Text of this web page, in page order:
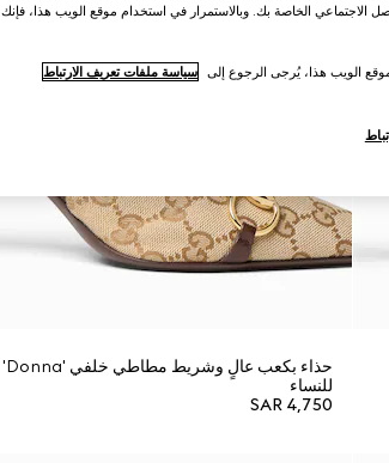
حذاء بكعب عالٍ وشريط مطاطي خلفي 'Donna'
للنساء
SAR 4,750
الاجتماعي الخاصة بك. وبالاستمرار في استخدام موقع الويب هذا، فإنك
الويب هذا، يُرجى الرجوع إلى سياسة ملفات تعريف الارتباط